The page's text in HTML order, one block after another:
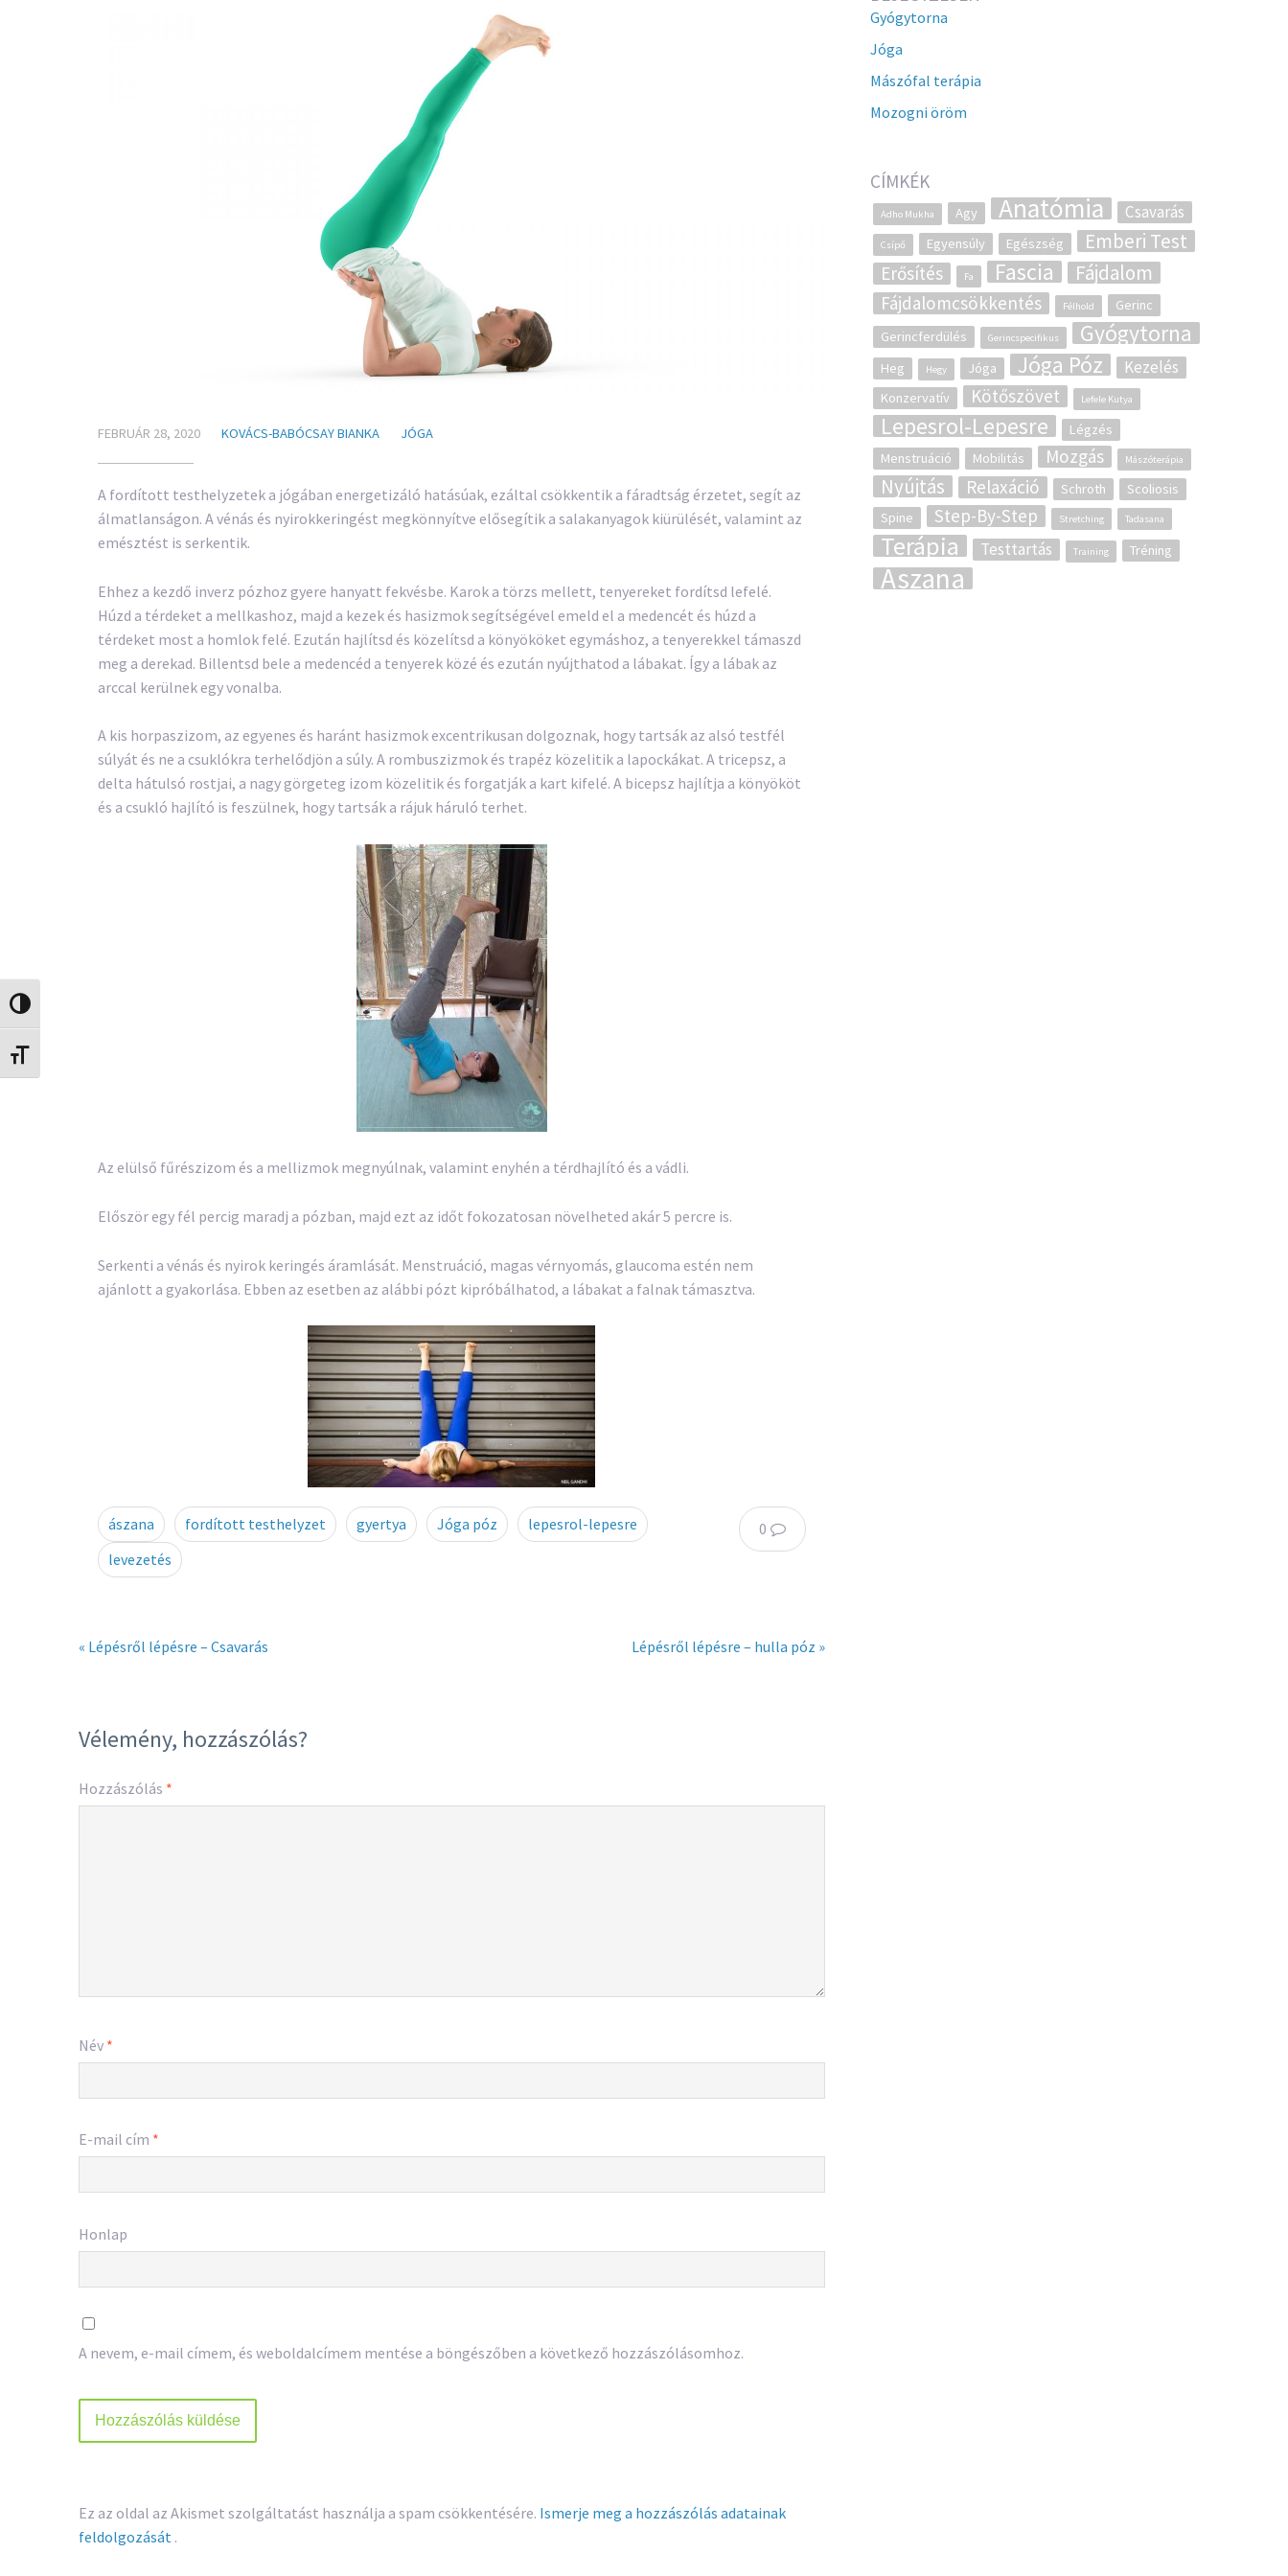
Nagy kontraszt váltása
Betűméret váltása
FEBRUÁR 28, 2020 KOVÁCS-BABÓCSAY BIANKA JÓGA
A fordított testhelyzetek a jógában energetizáló hatásúak, ezáltal csökkentik a fáradtság érzetet, segít az
álmatlanságon. A vénás és nyirokkeringést megkönnyítve elősegítik a salakanyagok kiürülését, valamint az
emésztést is serkentik.
Ehhez a kezdő inverz pózhoz gyere hanyatt fekvésbe. Karok a törzs mellett, tenyereket fordítsd lefelé.
Húzd a térdeket a mellkashoz, majd a kezek és hasizmok segítségével emeld el a medencét és húzd a
térdeket most a homlok felé. Ezután hajlítsd és közelítsd a könyököket egymáshoz, a tenyerekkel támaszd
meg a derekad. Billentsd bele a medencéd a tenyerek közé és ezután nyújthatod a lábakat. Így a lábak az
arccal kerülnek egy vonalba.
A kis horpaszizom, az egyenes és haránt hasizmok excentrikusan dolgoznak, hogy tartsák az alsó testfél
súlyát és ne a csuklókra terhelődjön a súly. A rombuszizmok és trapéz közelitik a lapockákat. A tricepsz, a
delta hátulsó rostjai, a nagy görgeteg izom közelitik és forgatják a kart kifelé. A bicepsz hajlítja a könyököt
és a csukló hajlító is feszülnek, hogy tartsák a rájuk háruló terhet.
Az elülső fűrészizom és a mellizmok megnyúlnak, valamint enyhén a térdhajlító és a vádli.
Először egy fél percig maradj a pózban, majd ezt az időt fokozatosan növelheted akár 5 percre is.
Serkenti a vénás és nyirok keringés áramlását. Menstruáció, magas vérnyomás, glaucoma estén nem
ajánlott a gyakorlása. Ebben az esetben az alábbi pózt kipróbálhatod, a lábakat a falnak támasztva.
0
ászana fordított testhelyzet gyertya Jóga póz
lepesrol-lepesre
levezetés
« Lépésről lépésre – Csavarás Lépésről lépésre – hulla póz »
Vélemény, hozzászólás?
Hozzászólás *
Név *
E-mail cím *
Honlap
A nevem, e-mail címem, és weboldalcímem mentése a böngészőben a következő hozzászólásomhoz.
Ez az oldal az Akismet szolgáltatást használja a spam csökkentésére. Ismerje meg a hozzászólás adatainak
feldolgozását .
Gyógytorna
Jóga
Mászófal terápia
Mozogni öröm
CÍMKÉK
Adho Mukha Agy Anatómia Csavarás
Csípő Egyensúly Egészség Emberi Test
Erősítés Fa Fascia Fájdalom
Fájdalomcsökkentés Félhold
Gerinc
Gerincferdülés
Gerincspecifikus Gyógytorna
Heg Hegy Jóga Jóga Póz Kezelés
Konzervatív Kötőszövet Lefele Kutya
Lepesrol-Lepesre
Légzés
Menstruáció
Mobilitás Mozgás Mászóterápia
Nyújtás Relaxáció Schroth
Scoliosis
Spine
Step-By-Step Stretching Tadasana
Terápia Testtartás Training Tréning
Ászana